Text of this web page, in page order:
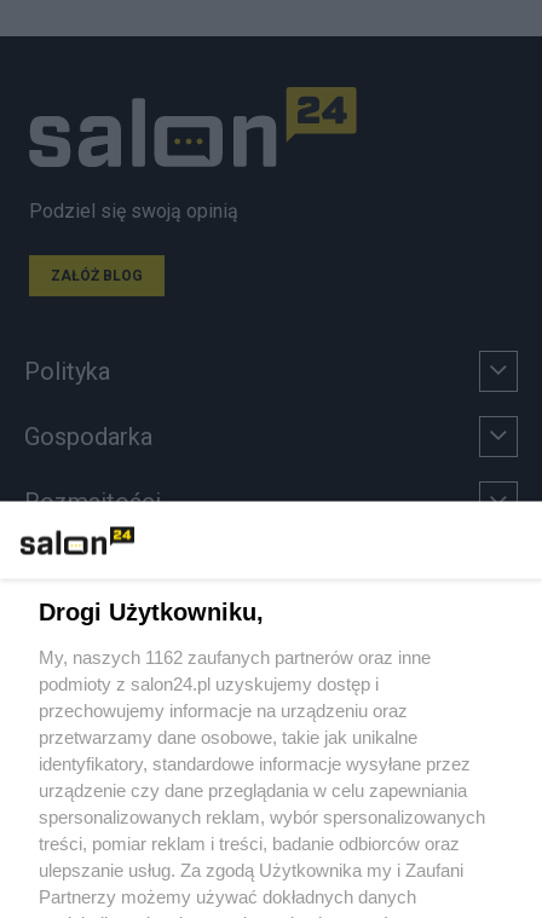
Podziel się swoją opinią
ZAŁÓŻ BLOG
Polityka
Gospodarka
Rozmaitości
Sport
Społeczeństwo
Kultura
X Facebook Instagram Youtube
Drogi Użytkowniku,
My, naszych 1162 zaufanych partnerów oraz inne
podmioty z salon24.pl uzyskujemy dostęp i
przechowujemy informacje na urządzeniu oraz
przetwarzamy dane osobowe, takie jak unikalne
identyfikatory, standardowe informacje wysyłane przez
urządzenie czy dane przeglądania w celu zapewniania
spersonalizowanych reklam, wybór spersonalizowanych
treści, pomiar reklam i treści, badanie odbiorców oraz
ulepszanie usług. Za zgodą Użytkownika my i Zaufani
Partnerzy możemy używać dokładnych danych